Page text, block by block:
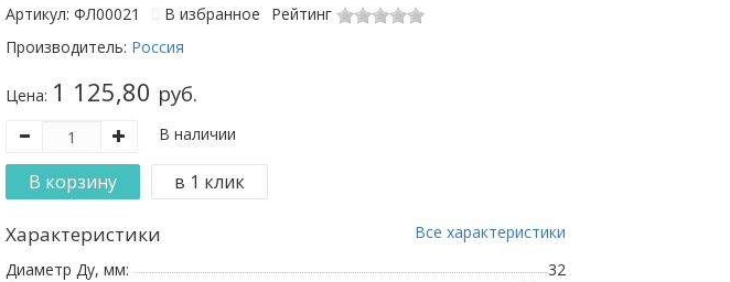
Артикул: ФЛ00021 В избранное
Рейтинг
Производитель: Россия
Цена: 1 125,80 руб.
В наличии
Характеристики
Все характеристики
Диаметр Ду, мм:
32